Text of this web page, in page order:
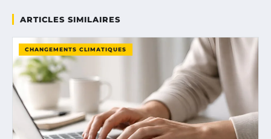
ARTICLES SIMILAIRES
CHANGEMENTS CLIMATIQUES